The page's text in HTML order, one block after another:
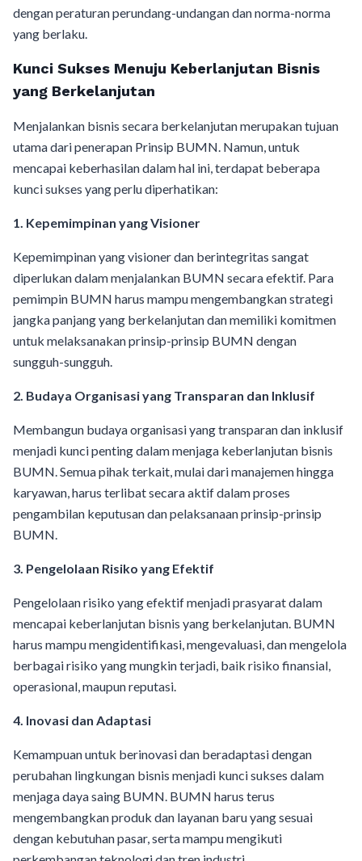
dengan peraturan perundang-undangan dan norma-norma
yang berlaku.
Kunci Sukses Menuju Keberlanjutan Bisnis
yang Berkelanjutan
Menjalankan bisnis secara berkelanjutan merupakan tujuan
utama dari penerapan Prinsip BUMN. Namun, untuk
mencapai keberhasilan dalam hal ini, terdapat beberapa
kunci sukses yang perlu diperhatikan:
1. Kepemimpinan yang Visioner
Kepemimpinan yang visioner dan berintegritas sangat
diperlukan dalam menjalankan BUMN secara efektif. Para
pemimpin BUMN harus mampu mengembangkan strategi
jangka panjang yang berkelanjutan dan memiliki komitmen
untuk melaksanakan prinsip-prinsip BUMN dengan
sungguh-sungguh.
2. Budaya Organisasi yang Transparan dan Inklusif
Membangun budaya organisasi yang transparan dan inklusif
menjadi kunci penting dalam menjaga keberlanjutan bisnis
BUMN. Semua pihak terkait, mulai dari manajemen hingga
karyawan, harus terlibat secara aktif dalam proses
pengambilan keputusan dan pelaksanaan prinsip-prinsip
BUMN.
3. Pengelolaan Risiko yang Efektif
Pengelolaan risiko yang efektif menjadi prasyarat dalam
mencapai keberlanjutan bisnis yang berkelanjutan. BUMN
harus mampu mengidentifikasi, mengevaluasi, dan mengelola
berbagai risiko yang mungkin terjadi, baik risiko finansial,
operasional, maupun reputasi.
4. Inovasi dan Adaptasi
Kemampuan untuk berinovasi dan beradaptasi dengan
perubahan lingkungan bisnis menjadi kunci sukses dalam
menjaga daya saing BUMN. BUMN harus terus
mengembangkan produk dan layanan baru yang sesuai
dengan kebutuhan pasar, serta mampu mengikuti